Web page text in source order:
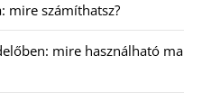
mire számíthatsz?
mire használható ma